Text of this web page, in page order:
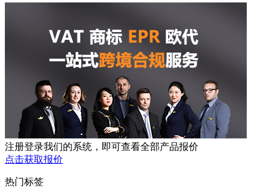
注册登录我们的系统，即可查看全部产品报价
点击获取报价
热门标签